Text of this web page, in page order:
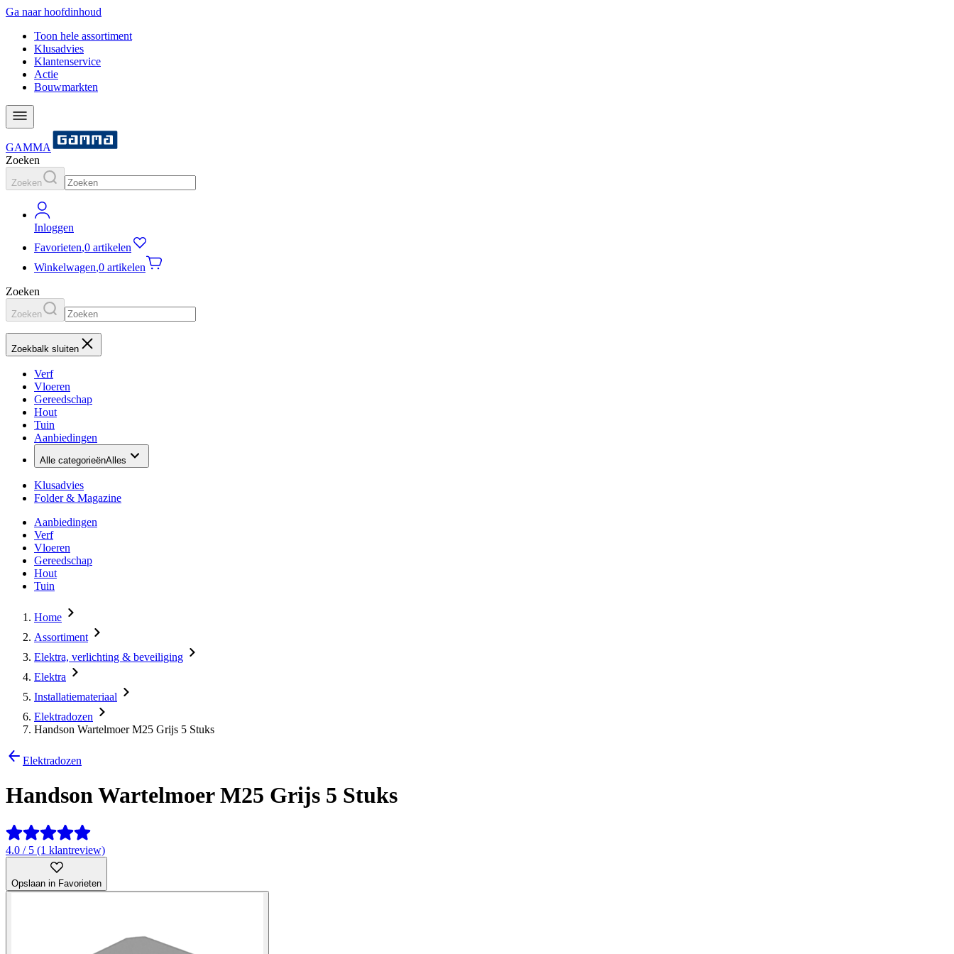
Ga naar hoofdinhoud
Toon hele assortiment
Klusadvies
Klantenservice
Actie
Bouwmarkten
GAMMA
Zoeken
Zoeken
Inloggen
Favorieten,0 artikelen
Winkelwagen,0 artikelen
Zoeken
Zoeken
Zoekbalk sluiten
Verf
Vloeren
Gereedschap
Hout
Tuin
Aanbiedingen
Alle categorieënAlles
Klusadvies
Folder & Magazine
Aanbiedingen
Verf
Vloeren
Gereedschap
Hout
Tuin
Home
Assortiment
Elektra, verlichting & beveiliging
Elektra
Installatiemateriaal
Elektradozen
Handson Wartelmoer M25 Grijs 5 Stuks
Elektradozen
Handson Wartelmoer M25 Grijs 5 Stuks
4.0 / 5 (1 klantreview)
Opslaan in Favorieten